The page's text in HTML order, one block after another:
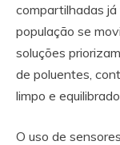
compartilhadas
população se
soluções
de poluentes,
limpo e equilibrado.
O uso de